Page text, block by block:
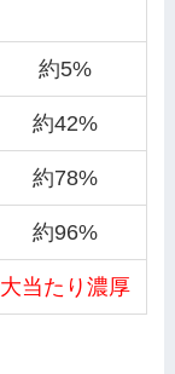
約5%
約42%
約78%
約96%
大当たり濃厚